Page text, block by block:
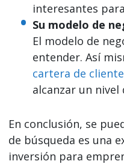
interesantes
Su modelo de
El modelo de
entender. Así
cartera de
alcanzar un
En conclusión, se
de búsqueda es una
inversión para